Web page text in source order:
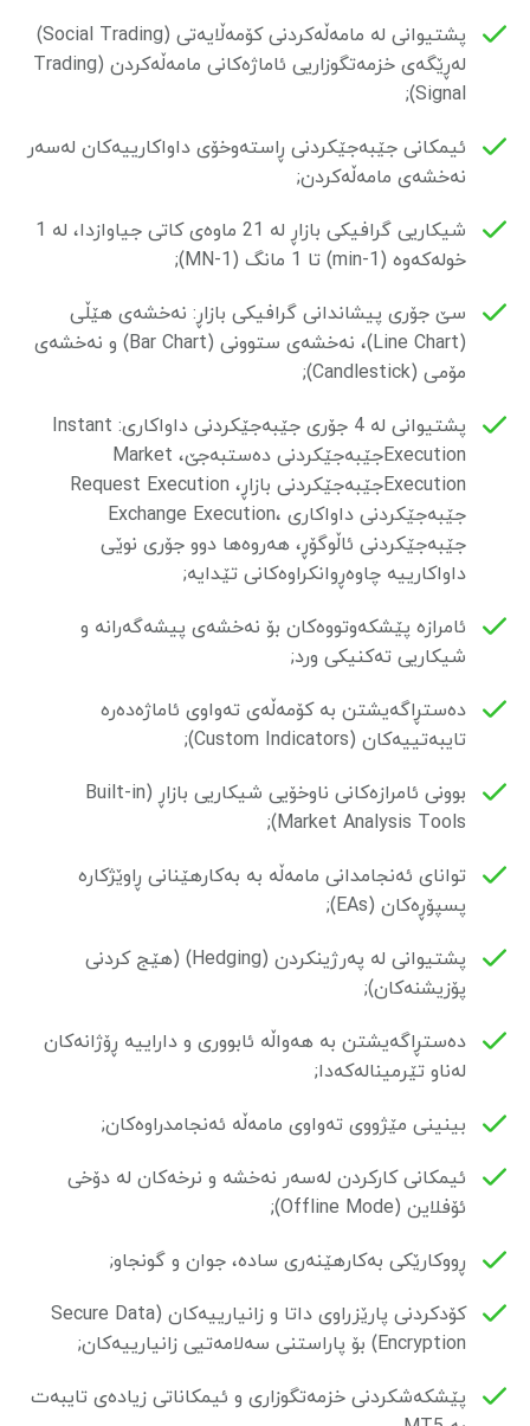
پشتیوانی لە مامەڵەکردنی کۆمەڵایەتی (Social Trading)
لەڕێگەی خزمەتگوزاریی ئاماژەکانی مامەڵەکردن (Trading
Signal);
ئیمکانی جێبەجێکردنی ڕاستەوخۆی داواکارییەکان لەسەر
نەخشەی مامەڵەکردن;
شیکاریی گرافیکی بازاڕ لە 21 ماوەی کاتی جیاوازدا، لە 1
خولەکەوە (1-min) تا 1 مانگ (1-MN);
سێ جۆری پیشاندانی گرافیکی بازاڕ: نەخشەی هێڵی
(Line Chart)، نەخشەی ستوونی (Bar Chart) و نەخشەی
مۆمی (Candlestick);
پشتیوانی لە 4 جۆری جێبەجێکردنی داواکاری: Instant
Executionجێبەجێکردنی دەستبەجێ، Market
Executionجێبەجێکردنی بازاڕ، Request Execution
جێبەجێکردنی داواکاری ،Exchange Execution
جێبەجێکردنی ئاڵوگۆڕ، هەروەها دوو جۆری نوێی
داواکارییە چاوەڕوانکراوەکانی تێدایە;
ئامرازە پێشکەوتووەکان بۆ نەخشەی پیشەگەرانە و
شیکاریی تەکنیکی ورد;
دەستڕاگەیشتن بە کۆمەڵەی تەواوی ئاماژەدەرە
تایبەتییەکان (Custom Indicators);
بوونی ئامرازەکانی ناوخۆیی شیکاریی بازاڕ (Built-in
Market Analysis Tools);
توانای ئەنجامدانی مامەڵە بە بەکارهێنانی ڕاوێژکارە
پسپۆڕەکان (EAs);
پشتیوانی لە پەرژینکردن (Hedging) (هێج کردنی
پۆزیشنەکان);
دەستڕاگەیشتن بە هەواڵە ئابووری و داراییە ڕۆژانەکان
لەناو تێرمینالەکەدا;
بینینی مێژووی تەواوی مامەڵە ئەنجامدراوەکان;
ئیمکانی کارکردن لەسەر نەخشە و نرخەکان لە دۆخی
ئۆفلاین (Offline Mode);
ڕووکارێکی بەکارهێنەری سادە، جوان و گونجاو;
کۆدکردنی پارێزراوی داتا و زانیارییەکان (Secure Data
Encryption) بۆ پاراستنی سەلامەتیی زانیارییەکان;
پێشکەشکردنی خزمەتگوزاری و ئیمکاناتی زیادەی تایبەت